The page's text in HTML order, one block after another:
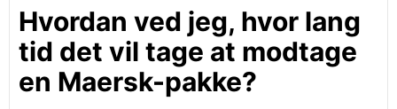
Hvordan ved jeg, hvor lang
tid det vil tage at modtage
en Maersk-pakke?